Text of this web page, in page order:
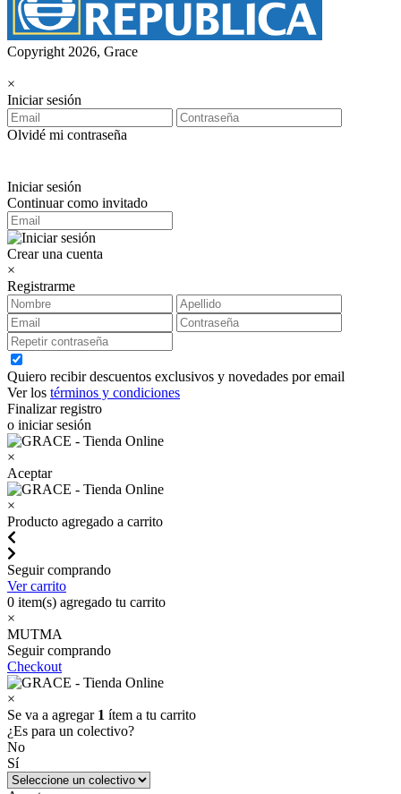
Copyright 2026, Grace
×
Iniciar sesión
Olvidé mi contraseña
Iniciar sesión
Continuar como invitado
Crear una cuenta
×
Registrarme
Quiero recibir descuentos exclusivos y novedades por email
Ver los términos y condiciones
Finalizar registro
o iniciar sesión
×
Aceptar
×
Producto agregado a carrito
Seguir comprando
Ver carrito
0 item(s) agregado tu carrito
×
MUTMA
Seguir comprando
Checkout
×
Se va a agregar 1 ítem a tu carrito
¿Es para un colectivo?
No
Sí